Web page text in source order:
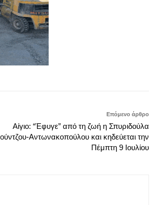
Επόμενο άρθρο
Αίγιο: “Έφυγε” από τη ζωή η Σπυριδούλα
Αντωνακοπούλου και κηδεύεται την
Πέμπτη 9 Ιουλίου